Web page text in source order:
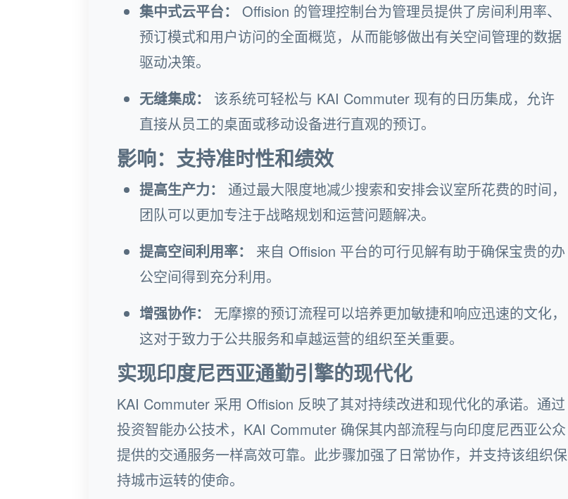
集中式云平台：
Offision 的管理控制台为管理员提供了房间利用率、
预订模式和用户访问的全面概览，从而能够做出有关空间管理的数据
驱动决策。
无缝集成：
该系统可轻松与 KAI Commuter 现有的日历集成，允许
直接从员工的桌面或移动设备进行直观的预订。
影响：支持准时性和绩效
提高生产力：
通过最大限度地减少搜索和安排会议室所花费的时间，
团队可以更加专注于战略规划和运营问题解决。
提高空间利用率：
来自 Offision 平台的可行见解有助于确保宝贵的办
公空间得到充分利用。
增强协作：
无摩擦的预订流程可以培养更加敏捷和响应迅速的文化，
这对于致力于公共服务和卓越运营的组织至关重要。
实现印度尼西亚通勤引擎的现代化
KAI Commuter 采用 Offision 反映了其对持续改进和现代化的承诺。通过
投资智能办公技术，KAI Commuter 确保其内部流程与向印度尼西亚公众
提供的交通服务一样高效可靠。此步骤加强了日常协作，并支持该组织保
持城市运转的使命。